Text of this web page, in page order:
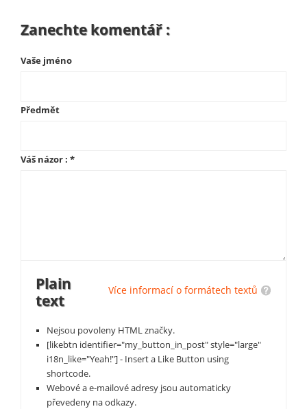
Zanechte komentář :
Vaše jméno
Předmět
Váš názor : *
Více informací o formátech textů
Plain
text
Nejsou povoleny HTML značky.
[likebtn identifier="my_button_in_post" style="large"
i18n_like="Yeah!"] - Insert a Like Button using
shortcode.
Webové a e-mailové adresy jsou automaticky
převedeny na odkazy.